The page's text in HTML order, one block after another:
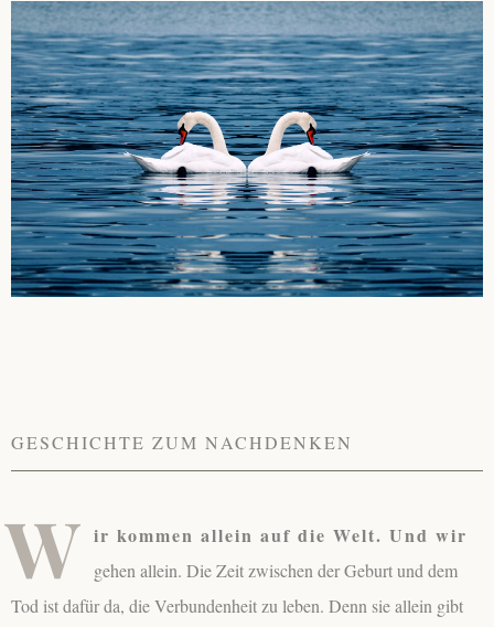
Spirituelles Storytelling
About
Contact
GESCHICHTE ZUM NACHDENKEN
W ir kommen allein auf die Welt. Und wir
gehen allein. Die Zeit zwischen der Geburt und dem
Tod ist dafür da, die Verbundenheit zu leben. Denn sie allein gibt